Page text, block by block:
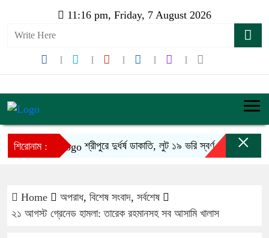
11:16 pm, Friday, 7 August 2026
শিরোনাম : শ্রীপুরে দুর্ধর্ষ ডাকাতি, লুট ১৯ ভরি স্বর্ণ শিবচর
×
Home অপরাধ, বিশেষ সংবাদ, সর্বশেষ
২১ আগস্ট গ্রেনেড হামলা: তারেক রহমানসহ সব আসামি খালাস